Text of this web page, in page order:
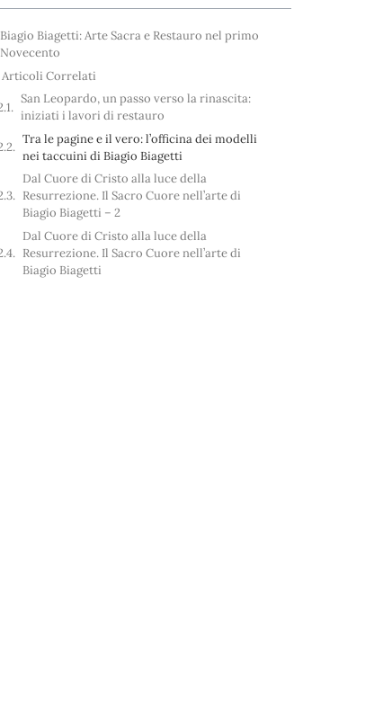
Biagio Biagetti: Arte Sacra e Restauro nel primo
Novecento
Articoli Correlati
San Leopardo, un passo verso la rinascita:
iniziati i lavori di restauro
Tra le pagine e il vero: l’officina dei modelli
nei taccuini di Biagio Biagetti
Dal Cuore di Cristo alla luce della
Resurrezione. Il Sacro Cuore nell’arte di
Biagio Biagetti – 2
Dal Cuore di Cristo alla luce della
Resurrezione. Il Sacro Cuore nell’arte di
Biagio Biagetti